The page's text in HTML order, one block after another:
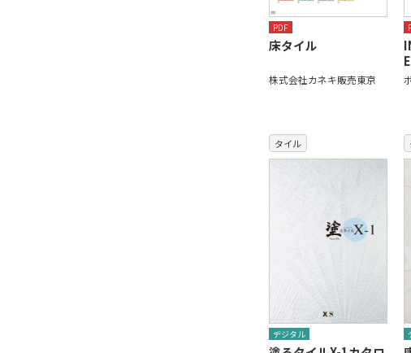
PDF
床タイル
株式会社カネキ販売東京
E
タイル
デジタル